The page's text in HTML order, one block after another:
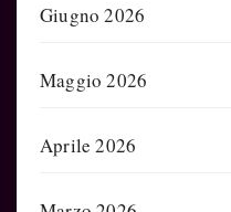
Giugno 2026
Maggio 2026
Aprile 2026